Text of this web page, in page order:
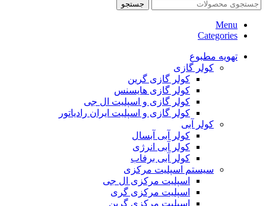
جستجو
Menu
Categories
تهویه مطبوع
کولر گازی
کولر گازی گرین
کولر گازی هایسنس
کولر گازی و اسپلیت ال جی
کولر گازی و اسپلیت ایران رادیاتور
کولر آبی
کولر آبی آبسال
کولر آبی انرژی
کولر آبی برفاب
سیستم اسپلیت مرکزی
اسپلیت مرکزی ال جی
اسپلیت مرکزی گری
اسپلیت مرکزی گرین